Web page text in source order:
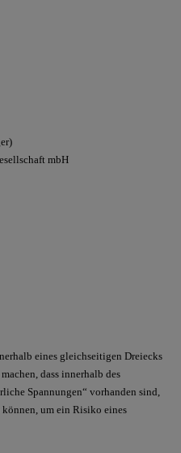
mbH
eines gleichseitigen Dreiecks
dass innerhalb des
Spannungen“ vorhanden sind,
um ein Risiko eines